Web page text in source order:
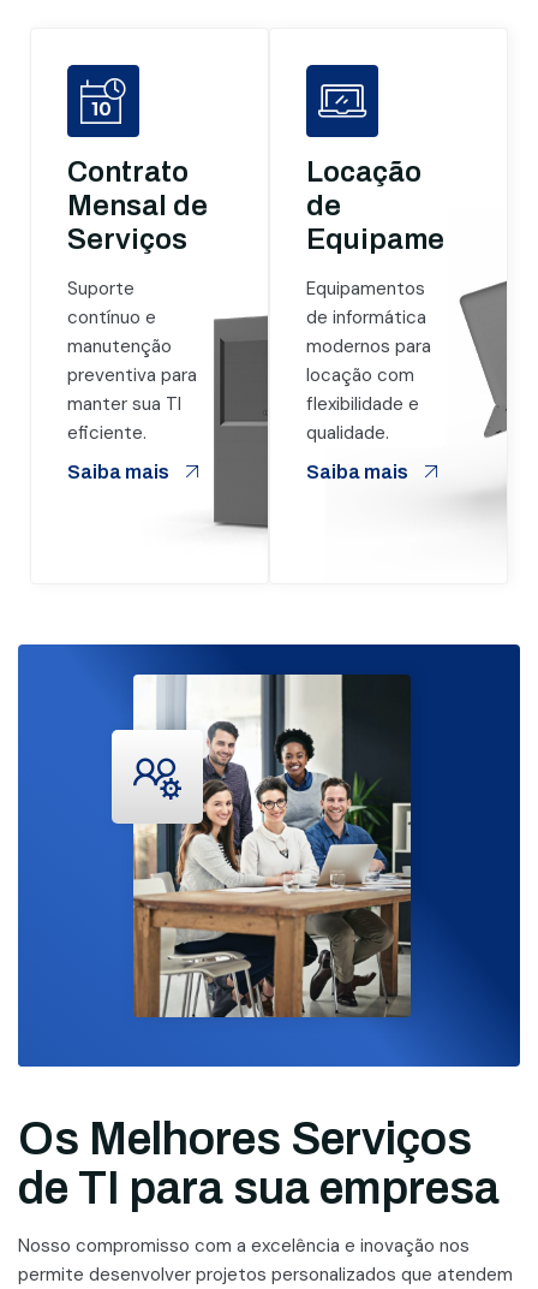
Contrato
Mensal de
Serviços
Suporte
contínuo e
manutenção
preventiva para
manter sua TI
eficiente.
Saiba mais
Locação
de
Equipamentos
Equipamentos
de informática
modernos para
locação com
flexibilidade e
qualidade.
Saiba mais
Os Melhores Serviços
de TI para sua empresa
Nosso compromisso com a excelência e inovação nos
permite desenvolver projetos personalizados que atendem